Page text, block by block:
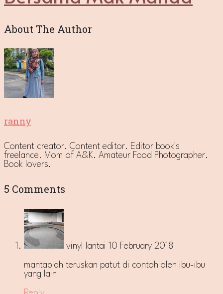
About The Author
ranny
Content creator. Content editor. Editor book's
freelance. Mom of A&K. Amateur Food Photographer.
Book lovers.
5 Comments
vinyl lantai 10 February 2018
mantaplah teruskan patut di contoh oleh ibu-ibu
yang lain